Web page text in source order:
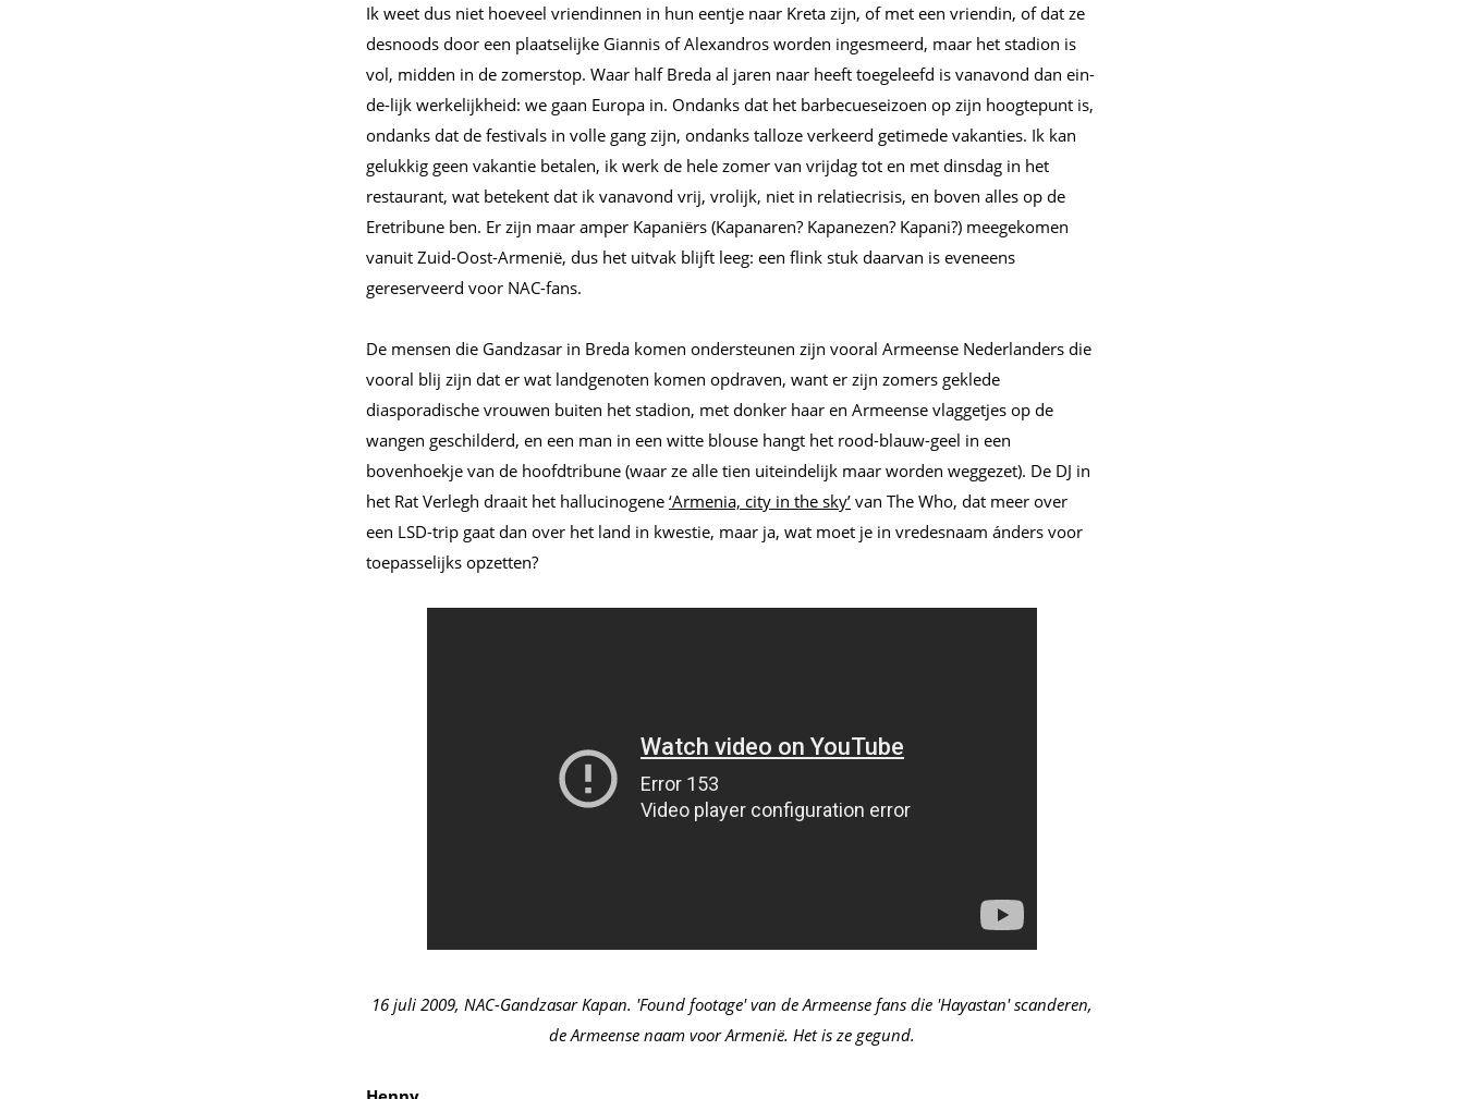
Ik weet dus niet hoeveel vriendinnen in hun eentje naar Kreta zijn, of met een vriendin, of dat ze
desnoods door een plaatselijke Giannis of Alexandros worden ingesmeerd, maar het stadion is
vol, midden in de zomerstop. Waar half Breda al jaren naar heeft toegeleefd is vanavond dan ein-
de-lijk werkelijkheid: we gaan Europa in. Ondanks dat het barbecueseizoen op zijn hoogtepunt is,
ondanks dat de festivals in volle gang zijn, ondanks talloze verkeerd getimede vakanties. Ik kan
gelukkig geen vakantie betalen, ik werk de hele zomer van vrijdag tot en met dinsdag in het
restaurant, wat betekent dat ik vanavond vrij, vrolijk, niet in relatiecrisis, en boven alles op de
Eretribune ben. Er zijn maar amper Kapaniërs (Kapanaren? Kapanezen? Kapani?) meegekomen
vanuit Zuid-Oost-Armenië, dus het uitvak blijft leeg: een flink stuk daarvan is eveneens
gereserveerd voor NAC-fans.
De mensen die Gandzasar in Breda komen ondersteunen zijn vooral Armeense Nederlanders die
vooral blij zijn dat er wat landgenoten komen opdraven, want er zijn zomers geklede
diasporadische vrouwen buiten het stadion, met donker haar en Armeense vlaggetjes op de
wangen geschilderd, en een man in een witte blouse hangt het rood-blauw-geel in een
bovenhoekje van de hoofdtribune (waar ze alle tien uiteindelijk maar worden weggezet). De DJ in
het Rat Verlegh draait het hallucinogene ‘Armenia, city in the sky’ van The Who, dat meer over
een LSD-trip gaat dan over het land in kwestie, maar ja, wat moet je in vredesnaam ánders voor
toepasselijks opzetten?
16 juli 2009, NAC-Gandzasar Kapan. 'Found footage' van de Armeense fans die 'Hayastan' scanderen,
de Armeense naam voor Armenië. Het is ze gegund.